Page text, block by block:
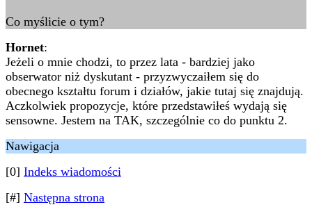
Co myślicie o tym?
Hornet:
Jeżeli o mnie chodzi, to przez lata - bardziej jako
obserwator niż dyskutant - przyzwyczaiłem się do
obecnego kształtu forum i działów, jakie tutaj się znajdują.
Aczkolwiek propozycje, które przedstawiłeś wydają się
sensowne. Jestem na TAK, szczególnie co do punktu 2.
Nawigacja
[0] Indeks wiadomości
[#] Następna strona